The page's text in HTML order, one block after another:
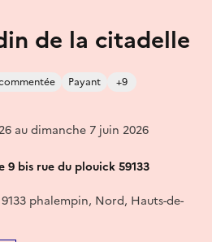
de la citadelle
Payant +9
au dimanche 7 juin 2026
bis rue du plouick 59133
phalempin, Nord, Hauts-de-